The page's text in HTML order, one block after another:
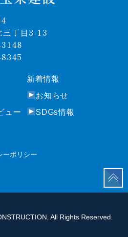
三丁⽬3-13
ュー
ュー
新着情報
新着情報
お知らせ
お知らせ
SDGs情報
ーポリシー
All Rights Reserved.